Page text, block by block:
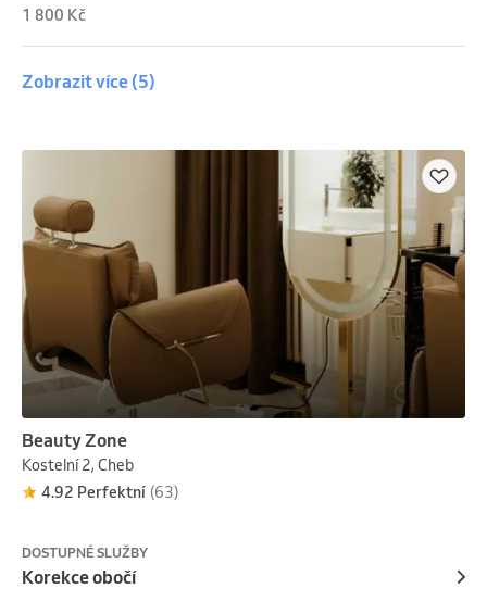
1 800 Kč
Zobrazit více (5)
Beauty Zone
Kostelní 2, Cheb
4.92 Perfektní (63)
DOSTUPNÉ SLUŽBY
Korekce obočí